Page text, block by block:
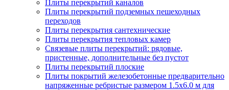
Плиты перекрытий каналов
Плиты перекрытий подземных пешеходных
переходов
Плиты перекрытия сантехнические
Плиты перекрытия тепловых камер
Связевые плиты перекрытий: рядовые,
пристенные, дополнительные без пустот
Плиты перекрытий плоские
Плиты покрытий железобетонные предварительно
напряженные ребристые размером 1.5х6.0 м для